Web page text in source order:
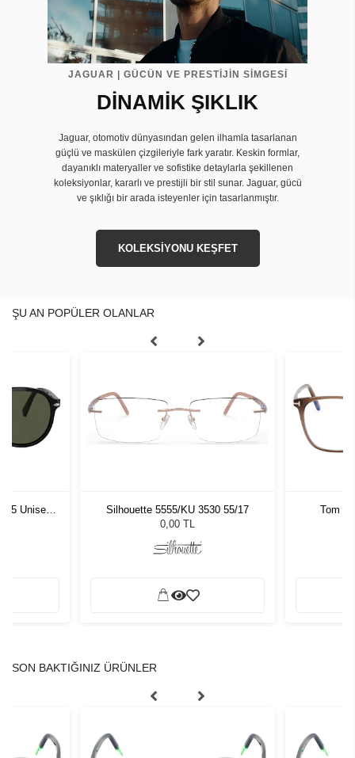
JAGUAR | GÜCÜN VE PRESTİJİN SİMGESİ
DİNAMİK ŞIKLIK
Jaguar, otomotiv dünyasından gelen ilhamla tasarlanan
güçlü ve maskülen çizgileriyle fark yaratır. Keskin formlar,
dayanıklı materyaller ve sofistike detaylarla şekillenen
koleksiyonlar, kararlı ve prestijli bir stil sunar. Jaguar, gücü
ve şıklığı bir arada isteyenler için tasarlanmıştır.
KOLEKSİYONU KEŞFET
ŞU AN POPÜLER OLANLAR
55 Unisex
Silhouette 5555/KU 3530 55/17
0,00 TL
Tom
SON BAKTIĞINIZ ÜRÜNLER